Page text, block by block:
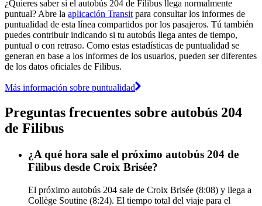
¿Quieres saber si el autobús 204 de Filibus llega normalmente
puntual? Abre la aplicación Transit para consultar los informes de
puntualidad de esta línea compartidos por los pasajeros. Tú también
puedes contribuir indicando si tu autobús llega antes de tiempo,
puntual o con retraso. Como estas estadísticas de puntualidad se
generan en base a los informes de los usuarios, pueden ser diferentes
de los datos oficiales de Filibus.
Más información sobre puntualidad
Preguntas frecuentes sobre autobús 204
de Filibus
¿A qué hora sale el próximo autobús 204 de
Filibus desde Croix Brisée?
El próximo autobús 204 sale de Croix Brisée (8:08) y llega a
Collège Soutine (8:24). El tiempo total del viaje para el